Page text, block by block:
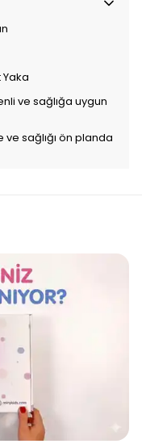
Yaka
ve sağlığa uygun
ve sağlığı ön planda